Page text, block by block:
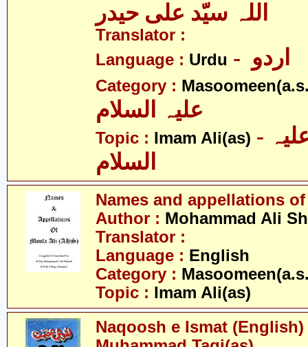
اللہ سیّد علی حیدر
Translator :
Language : Urdu
Category :
Topic : Imam Ali(as) - امام علی علیہ
السلام
Names and appellations
Author : Mohammad Ali
Translator :
Language : English
Category :
Topic : Imam Ali(as)
Naqoosh e Ismat (English)